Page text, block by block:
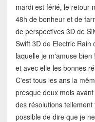
mardi est férié, le retour
48h de bonheur et de
de perspectives 3D de
Swift 3D de Electric
laquelle je m'amuse
et avec elle les bonnes
C'est tous les ans la
presque deux mois
des résolutions
possible de dire que je